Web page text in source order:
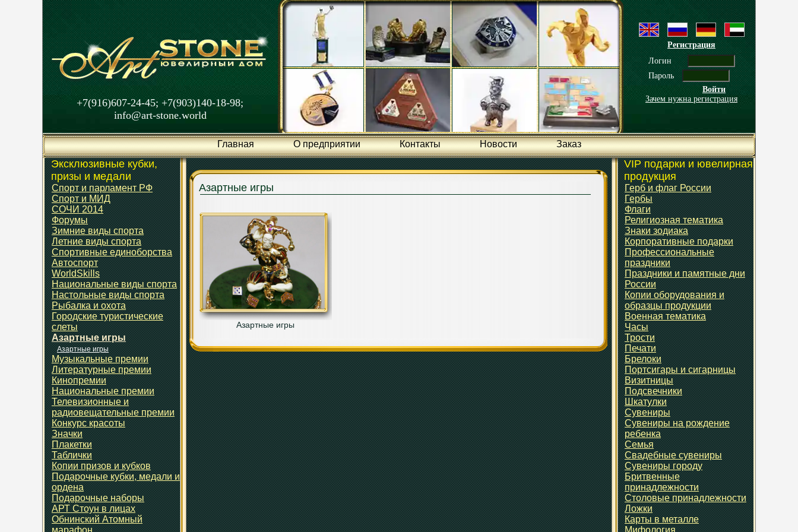
Регистрация
Логин
Пароль
Войти
Зачем нужна регистрация
+7(916)607-24-45; +7(903)140-18-98;
info@art-stone.world
Главная О предприятии Контакты Новости Заказ
Эксклюзивные кубки,
призы и медали
Спорт и парламент РФ
Спорт и МИД
СОЧИ 2014
Форумы
Зимние виды спорта
Летние виды спорта
Спортивные единоборства
Автоспорт
WorldSkills
Национальные виды спорта
Настольные виды спорта
Рыбалка и охота
Городские туристические
слеты
Азартные игры
Азартные игры
Музыкальные премии
Литературные премии
Кинопремии
Национальные премии
Телевизионные и
радиовещательные премии
Конкурс красоты
Значки
Плакетки
Таблички
Копии призов и кубков
Подарочные кубки, медали и
ордена
Подарочные наборы
АРТ Стоун в лицах
Обнинский Атомный
марафон
Азартные игры
Азартные игры
VIP подарки и ювелирная
продукция
Герб и флаг России
Гербы
Флаги
Религиозная тематика
Знаки зодиака
Корпоративные подарки
Профессиональные
праздники
Праздники и памятные дни
России
Копии оборудования и
образцы продукции
Военная тематика
Часы
Трости
Печати
Брелоки
Портсигары и сигарницы
Визитницы
Подсвечники
Шкатулки
Сувениры
Сувениры на рождение
ребенка
Семья
Свадебные сувениры
Сувениры городу
Бритвенные
принадлежности
Столовые принадлежности
Ложки
Карты в металле
Мифология